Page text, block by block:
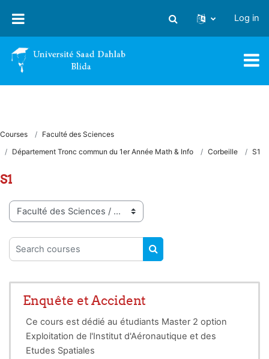
Toggle search input
Log in
Courses
Faculté des Sciences
Département Tronc commun du 1er Année Math & Info
Corbeille S1
S1
Course categories
Search courses
SEARCH COURSES
Enquête et Accident
Ce cours est dédié au étudiants Master 2 option
Exploitation de l'Institut d'Aéronautique et des
Etudes Spatiales